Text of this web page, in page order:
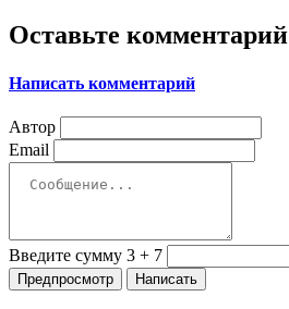
Оставьте комментарий
Написать комментарий
Автор
Email
Введите сумму 3 + 7